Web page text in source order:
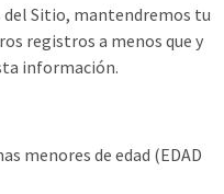
del Sitio, mantendremos tu
registros a menos que y
información.
menores de edad (EDAD